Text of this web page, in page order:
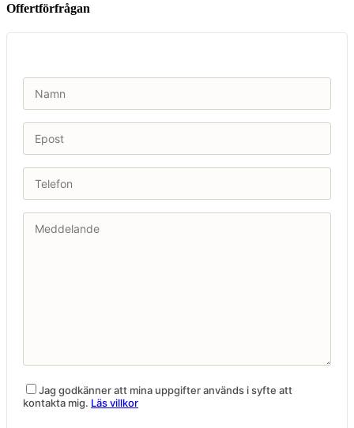
Offertförfrågan
Jag godkänner att mina uppgifter används i syfte att
kontakta mig. Läs villkor